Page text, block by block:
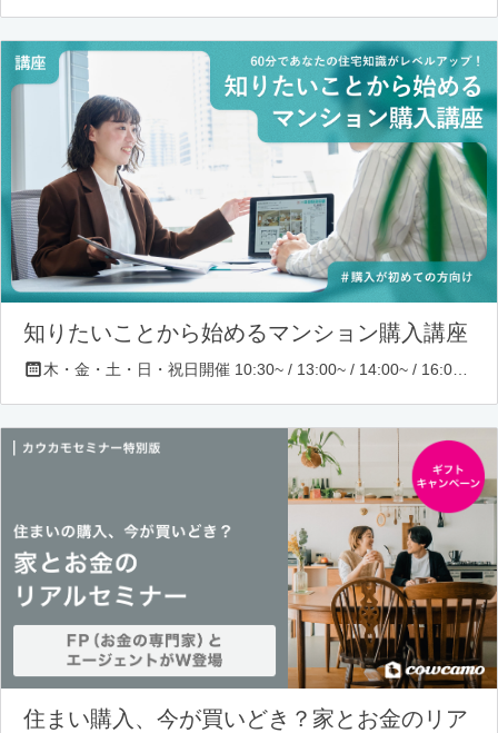
知りたいことから始めるマンション購入講座
住まい購入、今が買いどき？家とお金のリア